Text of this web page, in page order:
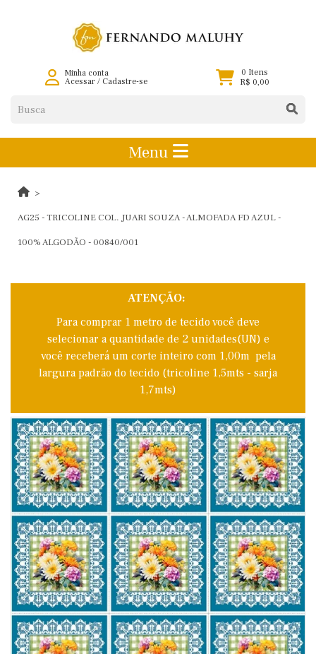
Minha conta
Acessar/ Cadastre-se
0 Itens
R$ 0,00
Menu
AG25 - TRICOLINE COL. JUARI SOUZA - ALMOFADA FD AZUL -
100% ALGODÃO - 00840/001
ATENÇÃO:
Para comprar 1 metro de tecido você deve
selecionar a quantidade de 2 unidades(UN) e
você receberá um corte inteiro com 1,00m pela
largura padrão do tecido (tricoline 1,5mts - sarja
1,7mts)